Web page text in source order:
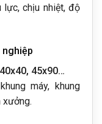
chịu nhiệt, độ
45x90…
máy, khung
xưởng.